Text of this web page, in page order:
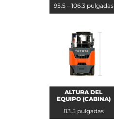
95.5 – 106.3 pulgadas
ALTURA DEL
EQUIPO (CABINA)
83.5 pulgadas